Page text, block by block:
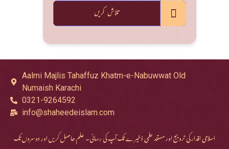
تلاش کریں
Aalmi Majlis Tahaffuz Khatm-e-Nabuwwat Old
Numaish Karachi
0321-9264592
info@shaheedeislam.com
اسلامی اقدار کی ترویج اور مستند علمی ذخیرے تک آپ کی رسائی۔ علم حاصل کریں اور دوسروں تک